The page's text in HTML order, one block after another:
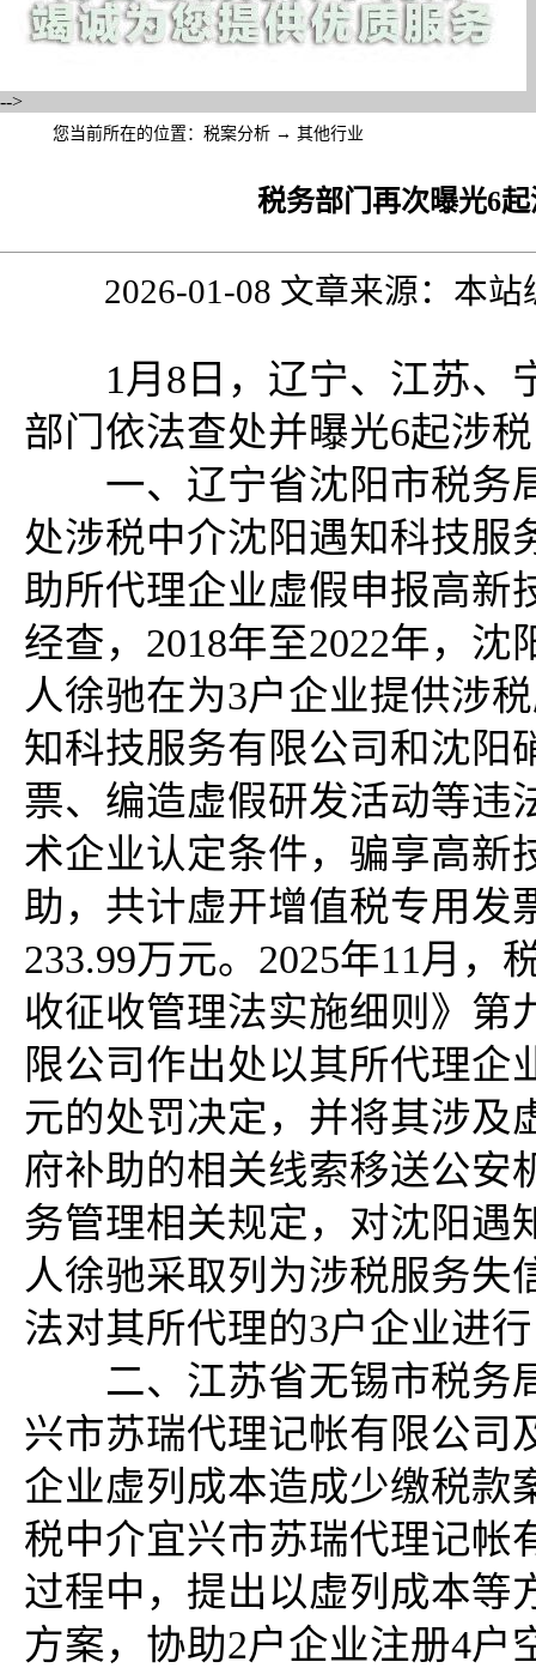
-->
您当前所在的位置： 税案分析 → 其他行业
税务部门再次曝光6
2026-01-08 文章来源：本
1月8日，辽宁、江苏、
部门依法查处并曝光6起涉
一、辽宁省沈阳市税务
处涉税中介沈阳遇知科技服
助所代理企业虚假申报高新
经查，2018年至2022年，
人徐驰在为3户企业提供涉
知科技服务有限公司和沈阳
票、编造虚假研发活动等违
术企业认定条件，骗享高新
助，共计虚开增值税专用发
233.99万元。2025年11月
收征收管理法实施细则》第
限公司作出处以其所代理企
元的处罚决定，并将其涉及
府补助的相关线索移送公安
务管理相关规定，对沈阳遇
人徐驰采取列为涉税服务失
法对其所代理的3户企业进
二、江苏省无锡市税务
兴市苏瑞代理记帐有限公司
企业虚列成本造成少缴税款
税中介宜兴市苏瑞代理记帐
过程中，提出以虚列成本等
方案，协助2户企业注册4户